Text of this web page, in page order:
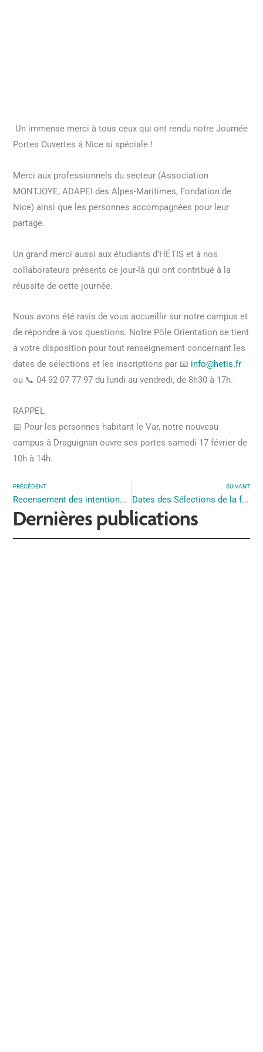
Un immense merci à tous ceux qui ont rendu notre Journée
Portes Ouvertes à Nice si spéciale !
Merci aux professionnels du secteur (Association
MONTJOYE, ADAPEI des Alpes-Maritimes, Fondation de
Nice) ainsi que les personnes accompagnées pour leur
partage.
Un grand merci aussi aux étudiants d’HÉTIS et à nos
collaborateurs présents ce jour-là qui ont contribué à la
réussite de cette journée.
Nous avons été ravis de vous accueillir sur notre campus et
de répondre à vos questions. Notre Pôle Orientation se tient
à votre disposition pour tout renseignement concernant les
dates de sélections et les inscriptions par 📧 info@hetis.fr
ou 📞 04 92 07 77 97 du lundi au vendredi, de 8h30 à 17h.
RAPPEL
📅 Pour les personnes habitant le Var, notre nouveau
campus à Draguignan ouvre ses portes samedi 17 février de
10h à 14h.
PRÉCÉDENT
Recensement des intentions de recrutement d’apprentis : lancement de la campagne 2024 !
SUIVANT
Dates des Sélections de la formation CAFDES
Dernières publications